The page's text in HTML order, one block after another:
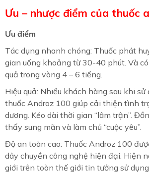
Ưu – nhược điểm của thuốc
Ưu điểm
Tác dụng nhanh chóng: Thuốc phát
gian uống khoảng từ 30-40 phút. Và
quả trong vòng 4 – 6 tiếng.
Hiệu quả: Nhiều khách hàng sau khi
thuốc Androz 100 giúp cải thiện tình
dương. Kéo dài thời gian “lâm trận”.
thấy sung mãn và làm chủ “cuộc yêu”.
Độ an toàn cao: Thuốc Androz 100
dây chuyền công nghệ hiện đại. Hiện
giới trên toàn thế giới tin tưởng sử